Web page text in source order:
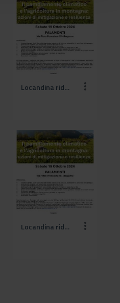
Locandina ridotta Convegno CAI_CREA_CEREALIA 2024_19 ottobre 2024 (1).jpg
Locandina ridotta Convegno CAI_CREA_CEREALIA 2024_19 ottobre 2024.jpg